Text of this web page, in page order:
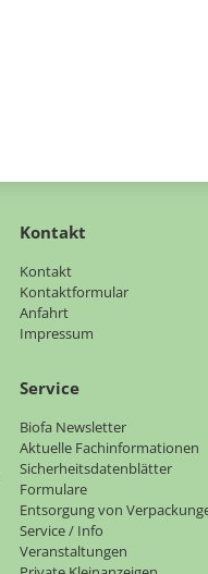
Kontakt
Navigation
überspringen
Kontakt
Kontaktformular
Anfahrt
Impressum
Service
Navigation
überspringen
Biofa Newsletter
Aktuelle Fachinformationen
Sicherheitsdatenblätter
Formulare
Entsorgung von
Service / Info
Veranstaltungen